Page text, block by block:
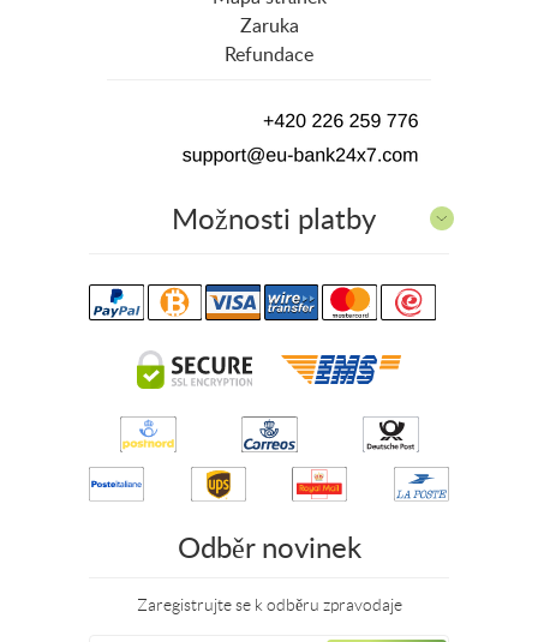
Zaruka
Refundace
Možnosti platby
Odběr novinek
Zaregistrujte se k odběru zpravodaje